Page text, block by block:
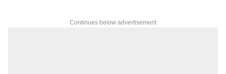
Continues below advertisement